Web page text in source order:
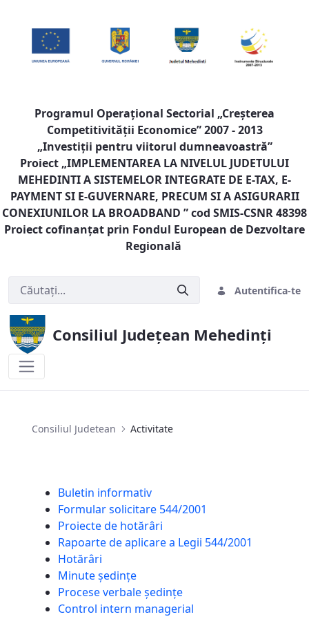
Programul Operaţional Sectorial „Creşterea
Competitivităţii Economice” 2007 - 2013
„Investiţii pentru viitorul dumneavoastră”
Proiect „IMPLEMENTAREA LA NIVELUL JUDETULUI
MEHEDINTI A SISTEMELOR INTEGRATE DE E-TAX, E-
PAYMENT SI E-GUVERNARE, PRECUM SI A ASIGURARII
CONEXIUNILOR LA BROADBAND ” cod SMIS-CSNR 48398
Proiect cofinanţat prin Fondul European de Dezvoltare
Regională
Autentifica-te
Consiliul Județean Mehedinți
Consiliul Judetean Activitate
Buletin informativ
Formular solicitare 544/2001
Proiecte de hotărâri
Rapoarte de aplicare a Legii 544/2001
Hotărâri
Minute ședințe
Procese verbale ședințe
Control intern managerial